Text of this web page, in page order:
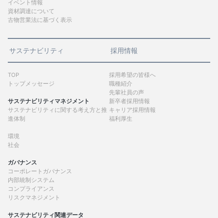
イベント情報
資材調達について
古物営業法に基づく表示
サステナビリティ
TOP
トップメッセージ
サステナビリティマネジメント
サステナビリティに関する考え方と推
進体制
環境
社会
ガバナンス
コーポレートガバナンス
内部統制システム
コンプライアンス
リスクマネジメント
サステナビリティ関連データ
採用情報
採用希望の皆様へ
職種紹介
先輩社員の声
新卒者採用情報
キャリア採用情報
福利厚生